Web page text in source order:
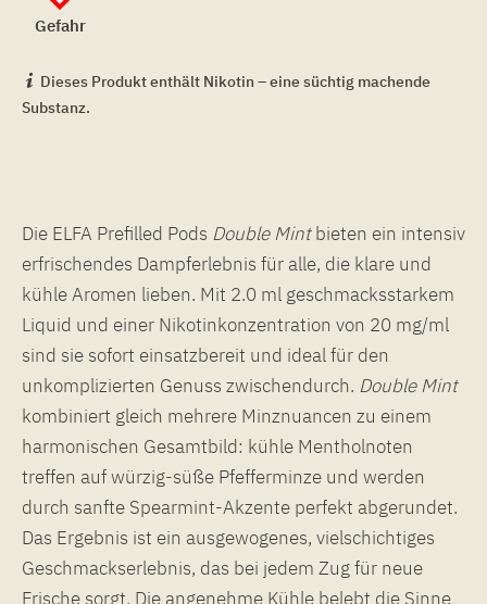
Gefahr
Dieses Produkt enthält Nikotin – eine süchtig machende
Substanz.
Die ELFA Prefilled Pods Double Mintbieten ein intensiv
erfrischendes Dampferlebnis für alle, die klare und
kühle Aromen lieben. Mit 2.0 ml geschmacksstarkem
Liquid und einer Nikotinkonzentration von 20 mg/ml
sind sie sofort einsatzbereit und ideal für den
unkomplizierten Genuss zwischendurch. Double Mint
kombiniert gleich mehrere Minznuancen zu einem
harmonischen Gesamtbild: kühle Mentholnoten
treffen auf würzig-süße Pfefferminze und werden
durch sanfte Spearmint-Akzente perfekt abgerundet.
Das Ergebnis ist ein ausgewogenes, vielschichtiges
Geschmackserlebnis, das bei jedem Zug für neue
Frische sorgt. Die angenehme Kühle belebt die Sinne